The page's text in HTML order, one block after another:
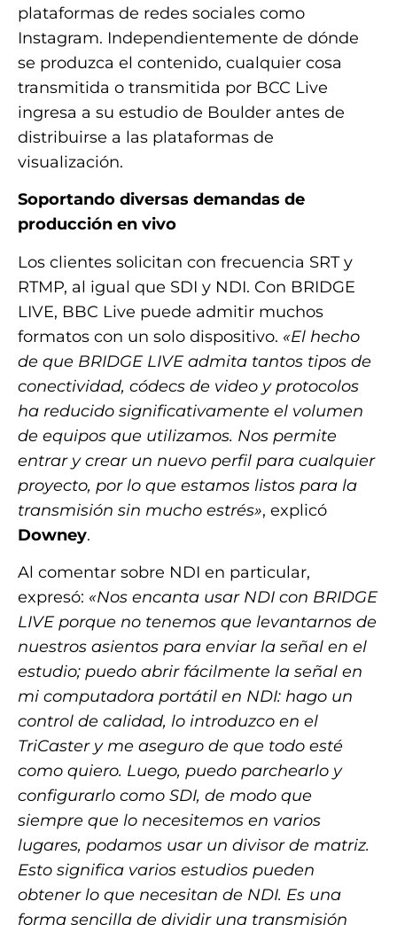
plataformas de redes sociales como
Instagram. Independientemente de dónde
se produzca el contenido, cualquier cosa
transmitida o transmitida por BCC Live
ingresa a su estudio de Boulder antes de
distribuirse a las plataformas de
visualización.
Soportando diversas demandas de
producción en vivo
Los clientes solicitan con frecuencia SRT y
RTMP, al igual que SDI y NDI. Con BRIDGE
LIVE, BBC Live puede admitir muchos
formatos con un solo dispositivo. «El hecho
de que BRIDGE LIVE admita tantos tipos de
conectividad, códecs de video y protocolos
ha reducido significativamente el volumen
de equipos que utilizamos. Nos permite
entrar y crear un nuevo perfil para cualquier
proyecto, por lo que estamos listos para la
transmisión sin mucho estrés», explicó
Downey.
Al comentar sobre NDI en particular,
expresó: «Nos encanta usar NDI con BRIDGE
LIVE porque no tenemos que levantarnos de
nuestros asientos para enviar la señal en el
estudio; puedo abrir fácilmente la señal en
mi computadora portátil en NDI: hago un
control de calidad, lo introduzco en el
TriCaster y me aseguro de que todo esté
como quiero. Luego, puedo parchearlo y
configurarlo como SDI, de modo que
siempre que lo necesitemos en varios
lugares, podamos usar un divisor de matriz.
Esto significa varios estudios pueden
obtener lo que necesitan de NDI. Es una
forma sencilla de dividir una transmisión